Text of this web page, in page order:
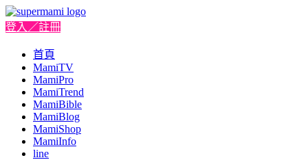
登入／註冊
首頁
MamiTV
MamiPro
MamiTrend
MamiBible
MamiBlog
MamiShop
MamiInfo
line